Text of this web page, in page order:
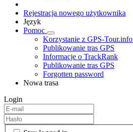
Rejestracja nowego użytkownika
Język
Pomoc
Korzystanie z GPS-Tour.info
Publikowanie tras GPS
Informacje o TrackRank
Publikowanie tras GPS
Forgotten password
Nowa trasa
Login